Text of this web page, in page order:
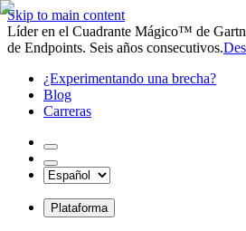
Skip to main content
Líder en el Cuadrante Mágico™ de
de Endpoints. Seis años consecutivos.
¿Experimentando una brecha?
Blog
Carreras
Plataforma